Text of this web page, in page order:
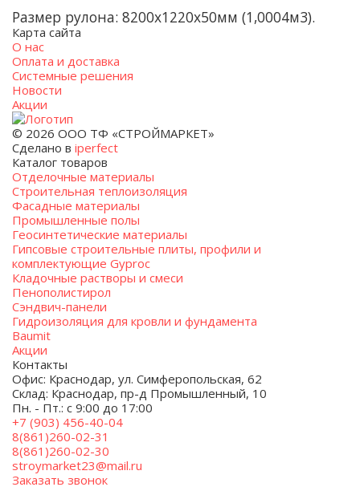
Размер рулона: 8200х1220х50мм (1,0004м3).
Карта сайта
О нас
Оплата и доставка
Системные решения
Новости
Акции
© 2026 ООО ТФ «СТРОЙМАРКЕТ»
Сделано в iperfect
Каталог товаров
Отделочные материалы
Строительная теплоизоляция
Фасадные материалы
Промышленные полы
Геосинтетические материалы
Гипсовые строительные плиты, профили и
комплектующие Gyproc
Кладочные растворы и смеси
Пенополистирол
Сэндвич-панели
Гидроизоляция для кровли и фундамента
Baumit
Акции
Контакты
Офис: Краснодар, ул. Симферопольская, 62
Склад: Краснодар, пр-д Промышленный, 10
Пн. - Пт.: с 9:00 до 17:00
+7 (903) 456-40-04
8(861)260-02-31
8(861)260-02-30
stroymarket23@mail.ru
Заказать звонок